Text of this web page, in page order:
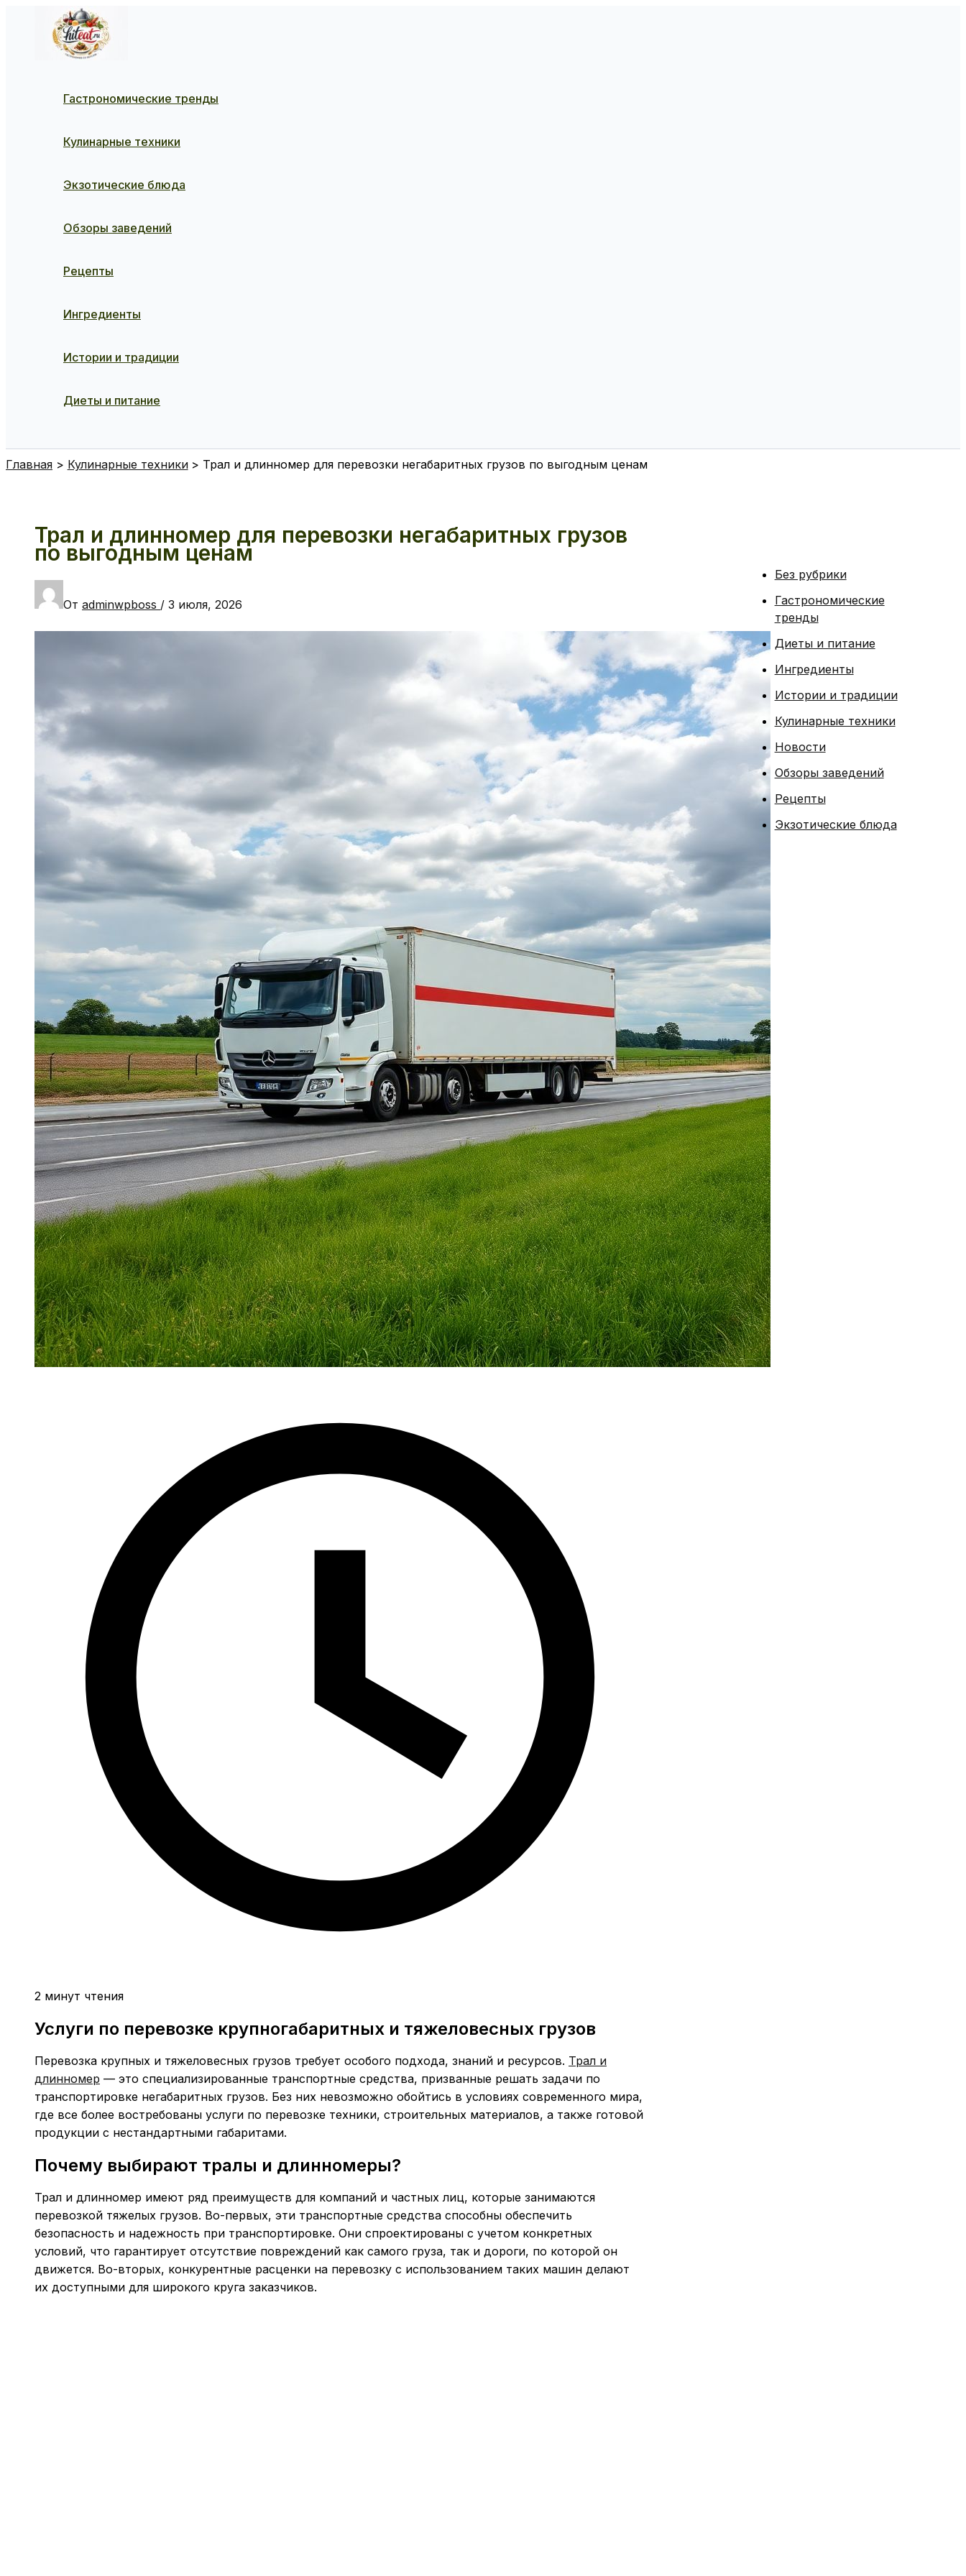
содержимому
Гастрономические тренды
Кулинарные техники
Экзотические блюда
Обзоры заведений
Рецепты
Ингредиенты
Истории и традиции
Диеты и питание
Главная Кулинарные техники Трал и длинномер для перевозки негабаритных грузов по выгодным ценам
Трал и длинномер для перевозки негабаритных грузов
по выгодным ценам
От adminwpboss / 3 июля, 2026
2 минут чтения
Услуги по перевозке крупногабаритных и тяжеловесных грузов
Перевозка крупных и тяжеловесных грузов требует особого подхода, знаний и ресурсов. Трал и
длинномер — это специализированные транспортные средства, призванные решать задачи по
транспортировке негабаритных грузов. Без них невозможно обойтись в условиях современного мира,
где все более востребованы услуги по перевозке техники, строительных материалов, а также готовой
продукции с нестандартными габаритами.
Почему выбирают тралы и длинномеры?
Трал и длинномер имеют ряд преимуществ для компаний и частных лиц, которые занимаются
перевозкой тяжелых грузов. Во-первых, эти транспортные средства способны обеспечить
безопасность и надежность при транспортировке. Они спроектированы с учетом конкретных
условий, что гарантирует отсутствие повреждений как самого груза, так и дороги, по которой он
движется. Во-вторых, конкурентные расценки на перевозку с использованием таких машин делают
их доступными для широкого круга заказчиков.
Без рубрики
Гастрономические
тренды
Диеты и питание
Ингредиенты
Истории и традиции
Кулинарные техники
Новости
Обзоры заведений
Рецепты
Экзотические блюда